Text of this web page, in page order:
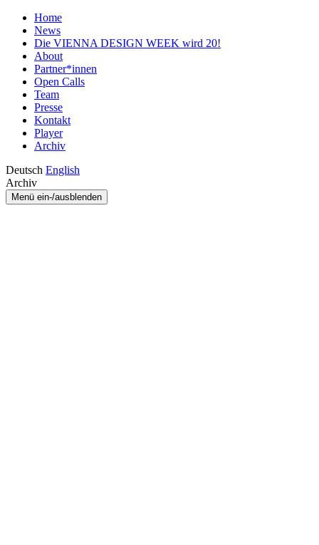
Home
News
Die VIENNA DESIGN WEEK wird 20!
About
Partner*innen
Open Calls
Team
Presse
Kontakt
Player
Archiv
Deutsch English
Archiv
Menü ein-/ausblenden